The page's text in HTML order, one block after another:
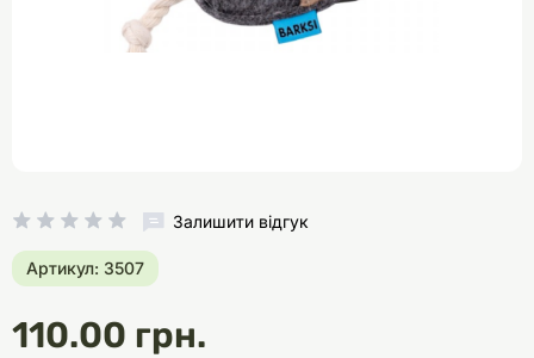
Залишити відгук
Артикул: 3507
110.00 грн.